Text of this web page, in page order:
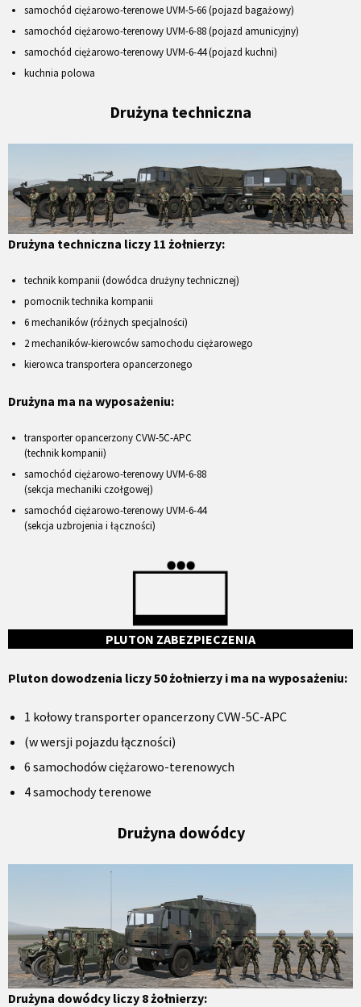
samochód ciężarowo-terenowe UVM-5-66 (pojazd bagażowy)
samochód ciężarowo-terenowy UVM-6-88 (pojazd amunicyjny)
samochód ciężarowo-terenowy UVM-6-44 (pojazd kuchni)
kuchnia polowa
Drużyna techniczna
Drużyna techniczna liczy 11 żołnierzy:
technik kompanii (dowódca drużyny technicznej)
pomocnik technika kompanii
6 mechaników (różnych specjalności)
2 mechaników-kierowców samochodu ciężarowego
kierowca transportera opancerzonego
Drużyna ma na wyposażeniu:
transporter opancerzony CVW-5C-APC
(technik kompanii)
samochód ciężarowo-terenowy UVM-6-88
(sekcja mechaniki czołgowej)
samochód ciężarowo-terenowy UVM-6-44
(sekcja uzbrojenia i łączności)
PLUTON ZABEZPIECZENIA
Pluton dowodzenia liczy 50 żołnierzy i ma na wyposażeniu:
1 kołowy transporter opancerzony CVW-5C-APC
(w wersji pojazdu łączności)
6 samochodów ciężarowo-terenowych
4 samochody terenowe
Drużyna dowódcy
Drużyna dowódcy liczy 8 żołnierzy: